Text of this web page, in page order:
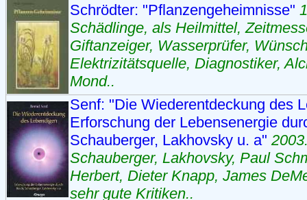
Schrödter: "Pflanzengeheimnisse"
Schädlinge, als Heilmittel,
Giftanzeiger, Wasserprüfer,
Elektrizitätsquelle, Diagnostiker,
Mond..
Senf: "Die Wiederentdeckung des
Erforschung der Lebensenergie
Schauberger, Lakhovsky u. a"
Schauberger, Lakhovsky, Paul
Herbert, Dieter Knapp, James
sehr gute Kritiken..